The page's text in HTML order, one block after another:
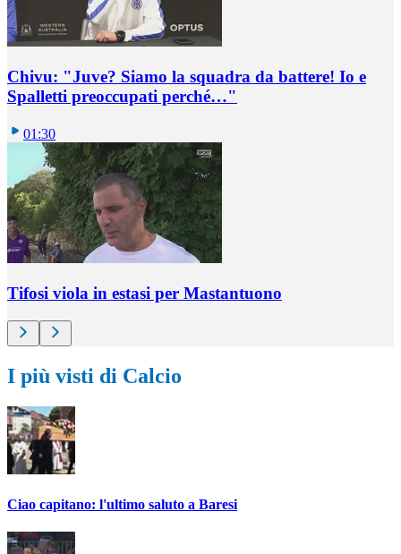
Chivu: "Juve? Siamo la squadra da battere! Io e
Spalletti preoccupati perché…"
01:30
Tifosi viola in estasi per Mastantuono
I più visti di Calcio
Ciao capitano: l'ultimo saluto a Baresi